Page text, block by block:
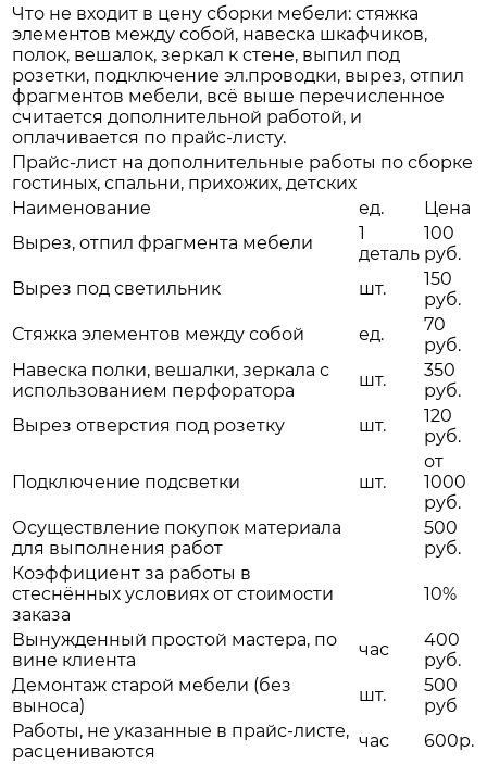
Что не входит в цену сборки мебели: стяжка
элементов между собой, навеска шкафчиков,
полок, вешалок, зеркал к стене, выпил под
розетки, подключение эл.проводки, вырез, отпил
фрагментов мебели, всё выше перечисленное
считается дополнительной работой, и
оплачивается по прайс-листу.
Прайс-лист на дополнительные работы по сборке
гостиных, спальни, прихожих, детских
Наименование
ед.
Цена
Вырез, отпил фрагмента мебели
1
деталь
100
руб.
Вырез под светильник
шт.
150
руб.
Стяжка элементов между собой
ед.
70
руб.
Навеска полки, вешалки, зеркала с
использованием перфоратора
шт.
350
руб.
Вырез отверстия под розетку
шт.
120
руб.
Подключение подсветки шт.
от
1000
руб.
Осуществление покупок материала
для выполнения работ
500
руб.
Коэффициент за работы в
стеснённых условиях от стоимости
заказа
10%
Вынужденный простой мастера, по
вине клиента
час
400
руб.
Демонтаж старой мебели (без
выноса)
шт.
500
руб
Работы, не указанные в прайс-листе,
расцениваются
час
600р.